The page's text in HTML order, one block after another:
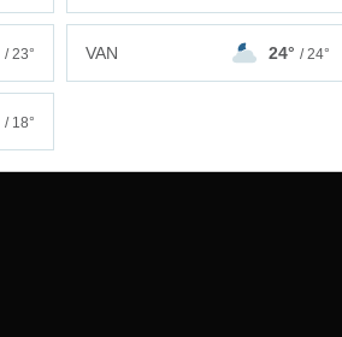
/ 23° VAN 24° / 24°
/ 18°